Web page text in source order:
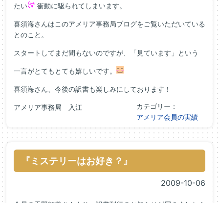
たい
衝動に駆られてしまいます。
喜須海さんはこのアメリア事務局ブログをご覧いただいている
とのこと。
スタートしてまだ間もないのですが、「見ています」という
一言がとてもとても嬉しいです。
喜須海さん、今後の訳書も楽しみにしております！
アメリア事務局 入江
カテゴリー：
アメリア会員の実績
『ミステリーはお好き？』
2009-10-06